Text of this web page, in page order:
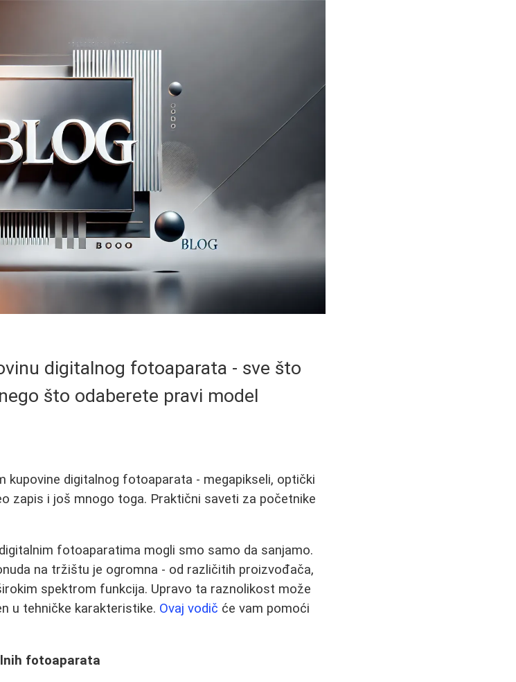
digitalnog fotoaparata - sve što
što odaberete pravi model
kupovine digitalnog fotoaparata - megapikseli, optički
zapis i još mnogo toga. Praktični saveti za početnike
fotoaparatima mogli smo samo da sanjamo.
na tržištu je ogromna - od različitih proizvođača,
spektrom funkcija. Upravo ta raznolikost može
u tehničke karakteristike. Ovaj vodič će vam pomoći
fotoaparata